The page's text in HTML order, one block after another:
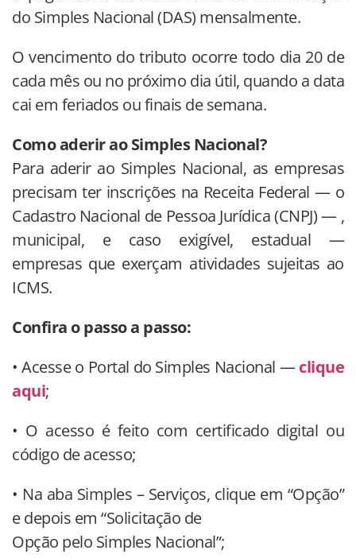
do Simples Nacional (DAS) mensalmente.
O vencimento do tributo ocorre todo dia 20 de
cada mês ou no próximo dia útil, quando a data
cai em feriados ou finais de semana.
Como aderir ao Simples Nacional?
Para aderir ao Simples Nacional, as empresas
precisam ter inscrições na Receita Federal — o
Cadastro Nacional de Pessoa Jurídica (CNPJ) — ,
municipal, e caso exigível, estadual —
empresas que exerçam atividades sujeitas ao
ICMS.
Confira o passo a passo:
• Acesse o Portal do Simples Nacional —clique
aqui;
• O acesso é feito com certificado digital ou
código de acesso;
• Na aba Simples – Serviços, clique em “Opção”
e depois em “Solicitação de
Opção pelo Simples Nacional”;